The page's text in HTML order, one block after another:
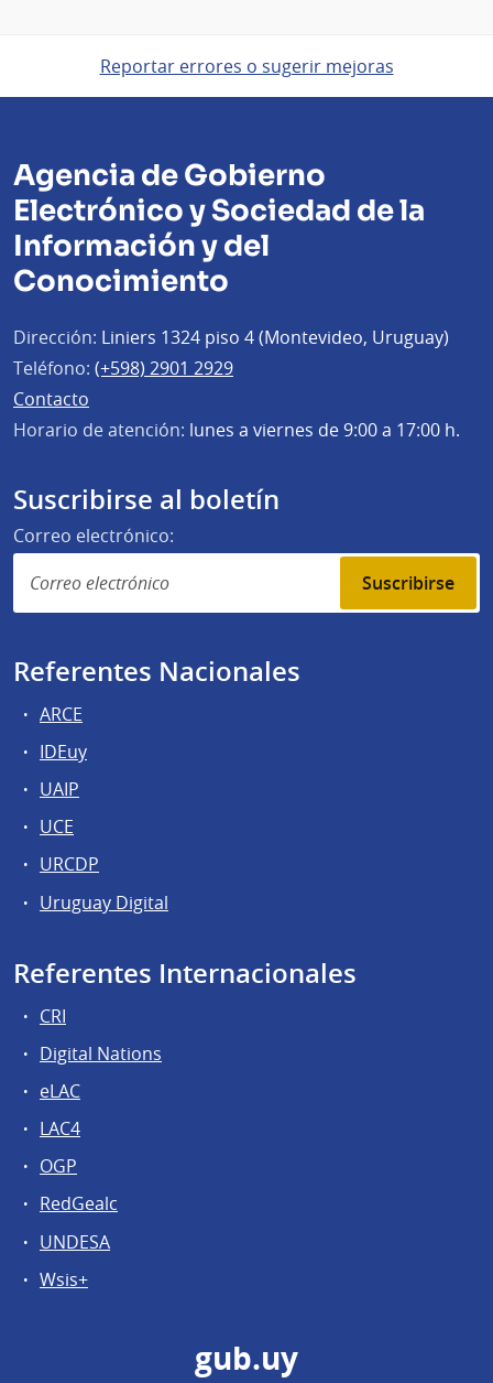
Reportar errores o sugerir mejoras
Agencia de Gobierno
Electrónico y Sociedad de la
Información y del
Conocimiento
Dirección: Liniers 1324 piso 4 (Montevideo, Uruguay)
Teléfono: (+598) 2901 2929
Contacto
Horario de atención: lunes a viernes de 9:00 a 17:00 h.
Suscribirse al boletín
Correo electrónico:
Suscribirse
Referentes Nacionales
ARCE
IDEuy
UAIP
UCE
URCDP
Uruguay Digital
Referentes Internacionales
CRI
Digital Nations
eLAC
LAC4
OGP
RedGealc
UNDESA
Wsis+
gub.uy